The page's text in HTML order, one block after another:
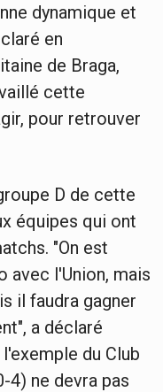
dynamique et
en
de Braga,
cette
pour retrouver
D de cette
équipes qui ont
"On est
avec l'Union, mais
il faudra gagner
a déclaré
du Club
4) ne devra pas